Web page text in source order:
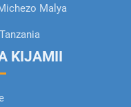
Malya
KIJAMII